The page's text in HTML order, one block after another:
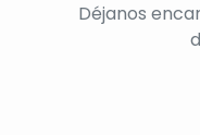
Déjanos